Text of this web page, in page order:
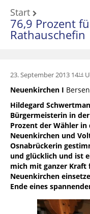
Start
76,9 Prozent
Rathauschefin
23. September 2013 1414
Neuenkirchen I
Hildegard
Bürgermeisterin in
Prozent der Wähler
Neuenkirchen und
Osnabrückerin
und glücklich und ist
mich mit ganzer Kraft
Neuenkirchen
Ende eines